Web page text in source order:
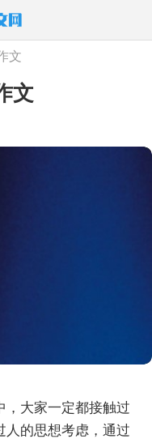
文
文
，大家一定都接触过
人的思想考虑，通过